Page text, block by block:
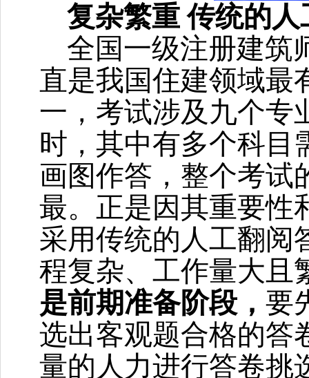
复杂繁重 传统的人
全国一级注册建筑
直是我国住建领域最
一，考试涉及九个专
时，其中有多个科目
画图作答，整个考试
最。正是因其重要性
采用传统的人工翻阅
程复杂、工作量大且
是前期准备阶段， 要
选出客观题合格的答
量的人力进行答卷挑